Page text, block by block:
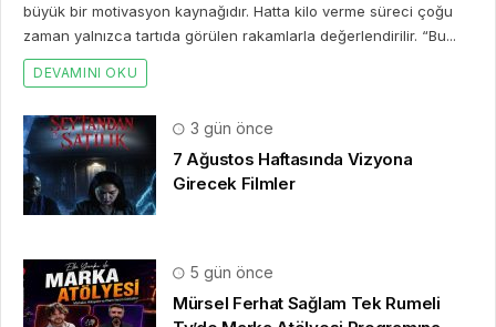
büyük bir motivasyon kaynağıdır. Hatta kilo verme süreci çoğu
zaman yalnızca tartıda görülen rakamlarla değerlendirilir. “Bu...
DEVAMINI OKU
3 gün önce
7 Ağustos Haftasında Vizyona
Girecek Filmler
5 gün önce
Mürsel Ferhat Sağlam Tek Rumeli